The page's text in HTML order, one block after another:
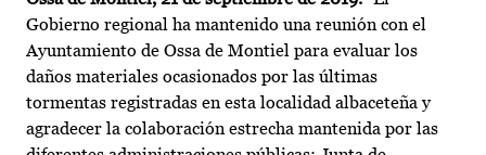
Gobierno regional ha mantenido una reunión con el
Ayuntamiento de Ossa de Montiel para evaluar los
daños materiales ocasionados por las últimas
tormentas registradas en esta localidad albaceteña y
agradecer la colaboración estrecha mantenida por las